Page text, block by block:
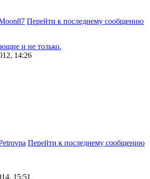
Перейти к последнему сообщению
и не только.
14:26
Перейти к последнему сообщению
15:51